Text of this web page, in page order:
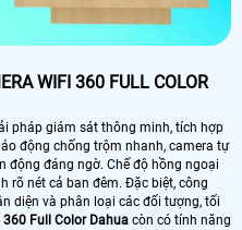
WIFI 360 FULL COLOR
pháp giám sát thông minh, tích hợp
động chống trộm nhanh, camera tự
động đáng ngờ. Chế độ hồng ngoại
rõ nét cả ban đêm. Đặc biệt, công
diện và phân loại các đối tượng, tối
360 Full Color Dahua còn có tính năng